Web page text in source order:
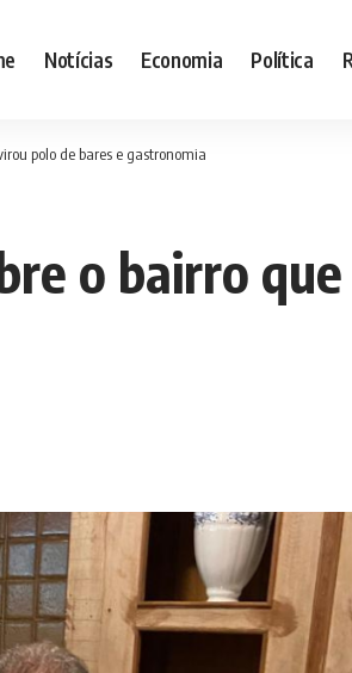
Notícias Economia Política
polo de bares e gastronomia
o bairro